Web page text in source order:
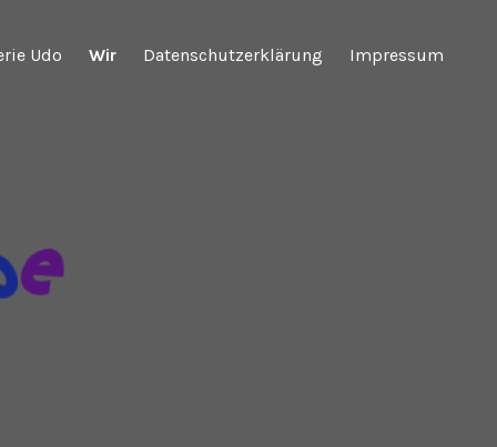
Udo Wir Datenschutzerklärung Impressum